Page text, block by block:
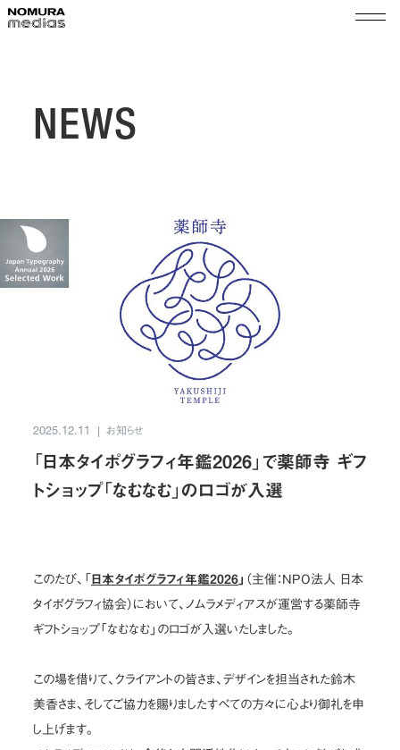
ノムラメディアスとは
ショップ＆イベントマネジメント
会社概要
組織図
サステナビリティ
ニュース
お問い合わせ
JP / EN
© NOMURA medias Co.,Ltd. All rights reserved.
NEWS
2025.12.11 お知らせ
「日本タイポグラフィ年鑑2026」で薬師寺 ギフ
トショップ「なむなむ」のロゴが入選
このたび、「 日本タイポグラフィ年鑑2026 」 （主催：NPO法人 日本
タイポグラフィ協会）において、ノムラメディアスが運営する薬師寺
ギフトショップ「なむなむ」のロゴが入選いたしました。
この場を借りて、クライアントの皆さま、デザインを担当された鈴木
美香さま、そしてご協力を賜りましたすべての方々に心より御礼を申
し上げます。